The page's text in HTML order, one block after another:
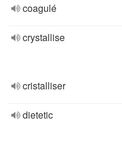
coagulé
crystallise
cristalliser
dietetic